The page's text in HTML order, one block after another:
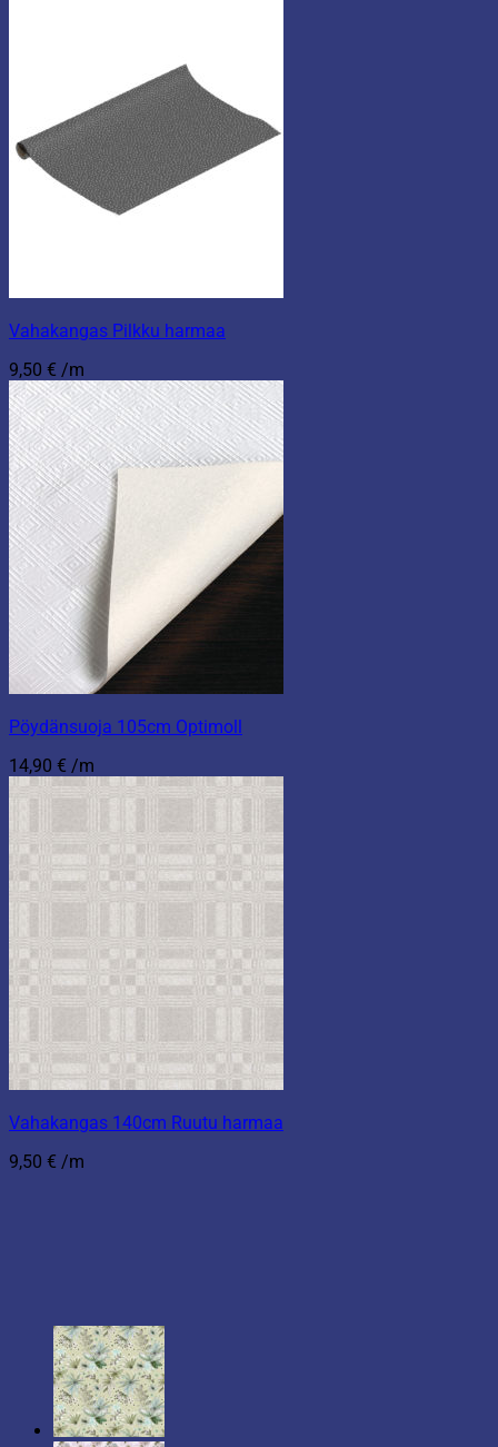
Vahakangas Pilkku harmaa
9,50 € /m
Pöydänsuoja 105cm Optimoll
14,90 € /m
Vahakangas 140cm Ruutu harmaa
9,50 € /m